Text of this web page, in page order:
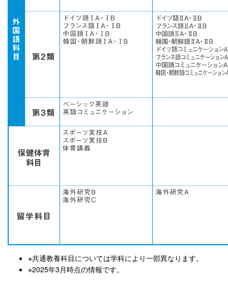
※共通教養科目については学科により一部異なります。
※2025年3月時点の情報です。